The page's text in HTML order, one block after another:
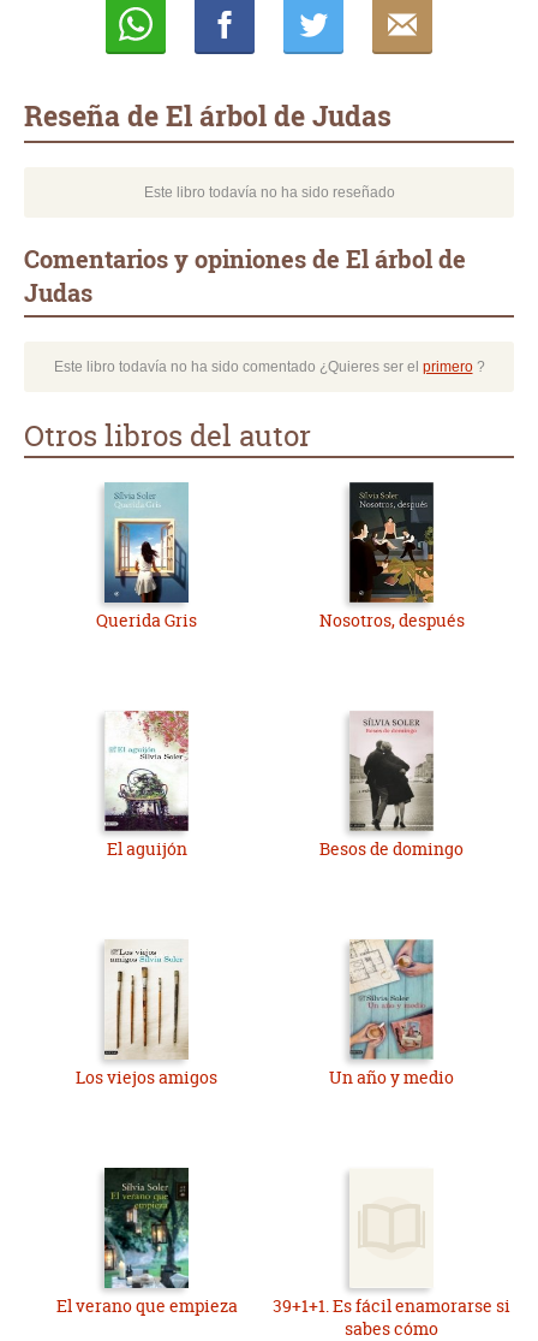
Reseña de El árbol de Judas
Este libro todavía no ha sido reseñado
Comentarios y opiniones de El árbol de
Judas
Este libro todavía no ha sido comentado ¿Quieres ser el primero?
Otros libros del autor
Querida Gris Nosotros, después
El aguijón Besos de domingo
Los viejos amigos Un año y medio
El verano que empieza
39+1+1. Es fácil enamorarse si
sabes cómo